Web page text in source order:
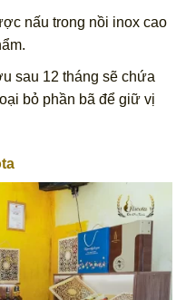
nấu trong nồi inox cao
sau 12 tháng sẽ chứa
bỏ phần bã để giữ vị